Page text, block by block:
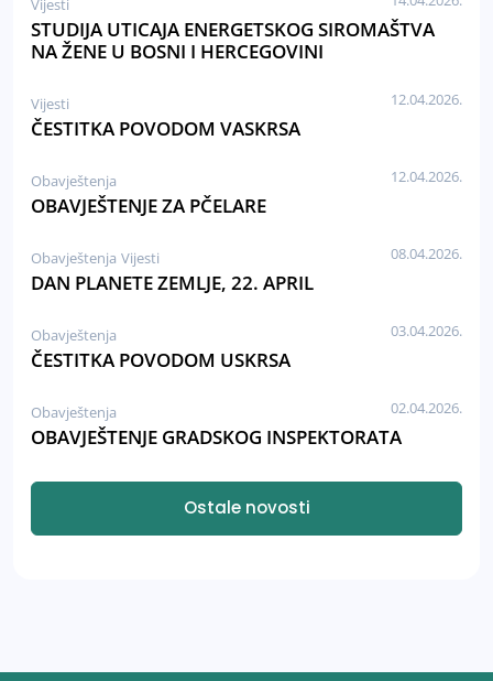
Vijesti
STUDIJA UTICAJA ENERGETSKOG SIROMAŠTVA
NA ŽENE U BOSNI I HERCEGOVINI
Vijesti 12.04.2026.
ČESTITKA POVODOM VASKRSA
Obavještenja 12.04.2026.
OBAVJEŠTENJE ZA PČELARE
Obavještenja Vijesti 08.04.2026.
DAN PLANETE ZEMLJE, 22. APRIL
Obavještenja 03.04.2026.
ČESTITKA POVODOM USKRSA
Obavještenja 02.04.2026.
OBAVJEŠTENJE GRADSKOG INSPEKTORATA
Ostale novosti